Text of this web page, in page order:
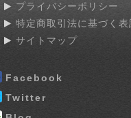
プライバシーポリシー
特定商取引法に基づく表
サイトマップ
Facebook
Twitter